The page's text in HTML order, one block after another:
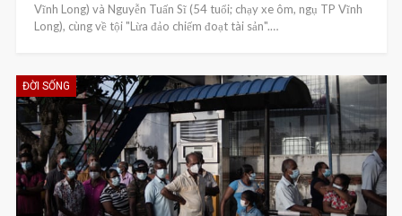
Vĩnh Long) và Nguyễn Tuấn Sĩ (54 tuổi; chạy xe ôm, ngụ TP Vĩnh
Long), cùng về tội "Lừa đảo chiếm đoạt tài sản".…
ĐỜI SỐNG